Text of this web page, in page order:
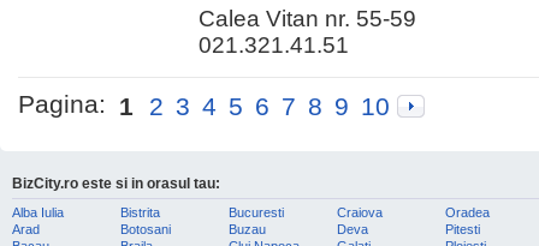
Calea Vitan nr. 55-59
021.321.41.51
Pagina: 1 2 3 4 5 6 7 8 9 10
BizCity.ro este si in orasul tau:
Alba Iulia
Arad
Bistrita
Botosani
Bucuresti
Buzau
Craiova
Deva
Oradea
Pitesti